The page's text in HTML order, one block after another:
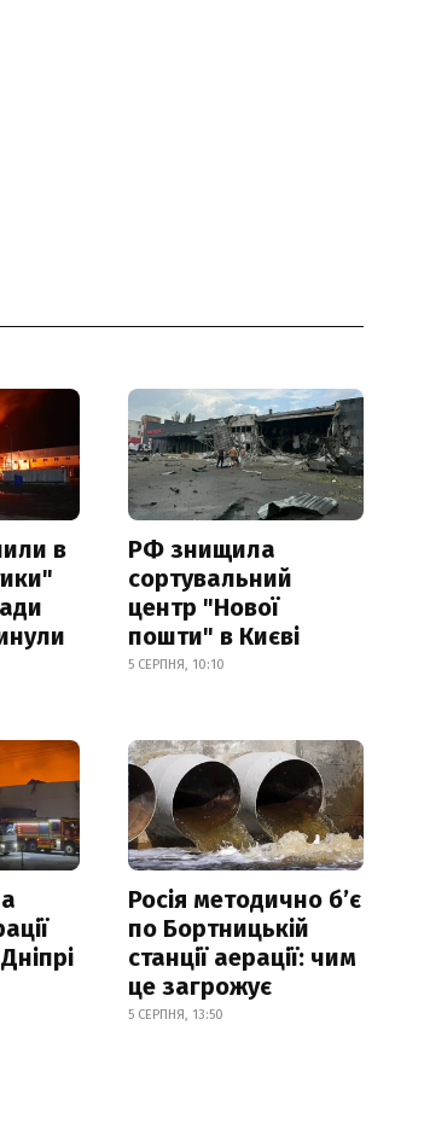
в
РФ знищила
сортувальний
центр "Нової
пошти" в Києві
5 СЕРПНЯ, 10:10
Росія методично б’є
по Бортницькій
станції аерації: чим
це загрожує
5 СЕРПНЯ, 13:50